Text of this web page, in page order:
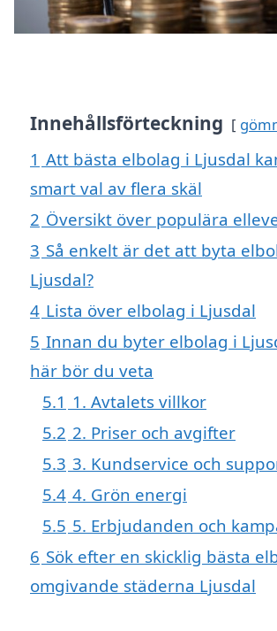
Innehållsförteckning
1 Att bästa elbolag i Ljusdal
smart val av flera skäl
2 Översikt över populära
3 Så enkelt är det att byta
Ljusdal?
4 Lista över elbolag i Ljusdal
5 Innan du byter elbolag i
här bör du veta
5.1 1. Avtalets villkor
5.2 2. Priser och avgifter
5.3 3. Kundservice och
5.4 4. Grön energi
5.5 5. Erbjudanden och
6 Sök efter en skicklig bästa
omgivande städerna Ljusdal